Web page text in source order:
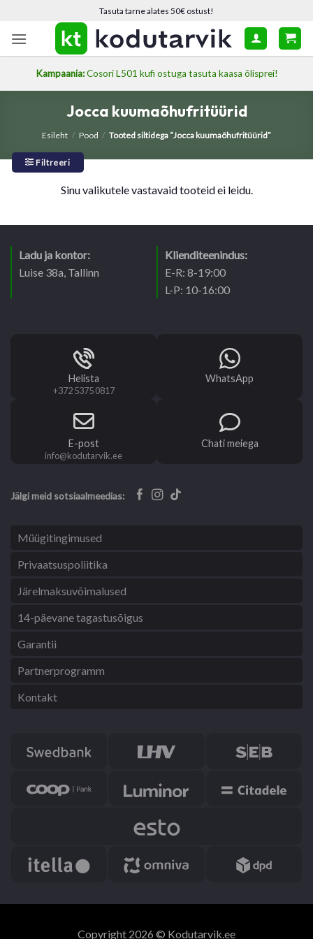
content
Tasuta tarne alates 50€ ostust!
Kampaania:Cosori L501 kufi ostuga tasuta kaasa õlisprei!
Jocca kuumaõhufritüürid
Esileht / Pood / Tooted siltidega “Jocca kuumaõhufritüürid”
Filtreeri
Sinu valikutele vastavaid tooteid ei leidu.
Ladu ja kontor:
Luise 38a, Tallinn
Klienditeenindus:
E-R: 8-19:00
L-P: 10-16:00
Helista
+372 5375 0817
WhatsApp
E-post
info@kodutarvik.ee
Chati meiega
Jälgi meid sotsiaalmeedias:
Müügitingimused
Privaatsuspoliitika
Järelmaksuvõimalused
14-päevane tagastusõigus
Garantii
Partnerprogramm
Kontakt
Copyright 2026 © Kodutarvik.ee